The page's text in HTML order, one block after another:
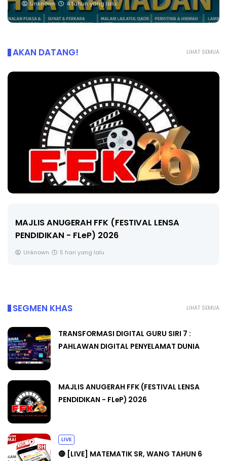
Unknown 4 tahun yang lalu
LIHAT SEMUA
AKAN DATANG!
🔴 [LIVE] MATEMATIK SR, WANG TAHUN 6 OLEH
CIKGU ANITA #ALLINONE #141 #...
LIHAT SEMUA
SEGMEN KHAS
TRANSFORMASI DIGITAL GURU SIRI 7 :
PAHLAWAN DIGITAL PENYELAMAT DUNIA
MAJLIS ANUGERAH FFK (FESTIVAL LENSA
PENDIDIKAN - FLeP) 2026
LIVE
🔴 [LIVE] MATEMATIK SR, WANG TAHUN 6